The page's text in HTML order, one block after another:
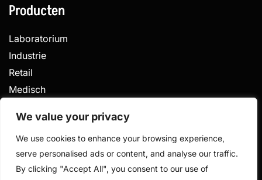
We value your privacy
We use cookies to enhance your browsing experience,
serve personalised ads or content, and analyse our traffic.
By clicking "Accept All", you consent to our use of
Producten
Laboratorium
Industrie
Retail
Medisch
Privacy Algemene voorwaarden